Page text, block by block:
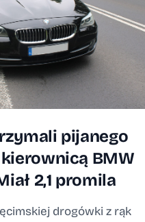
pijanego
BMW
2,1 promila
drogówki z rąk